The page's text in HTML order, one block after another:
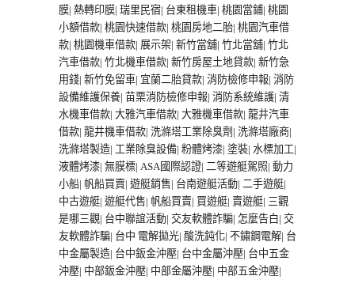
膜| 熱轉印膜| 瑞里民宿| 台東租機車| 桃園當鋪| 桃園
小額借款| 桃園快速借款| 桃園房地二胎| 桃園汽車借
款| 桃園機車借款| 展示架| 新竹當舖| 竹北當舖| 竹北
汽車借款| 竹北機車借款| 新竹房屋土地貸款| 新竹急
用錢| 新竹免留車| 宜蘭二胎貸款| 消防檢修申報| 消防
設備維護保養| 苗栗消防檢修申報| 消防系統維護| 清
水機車借款| 大雅汽車借款| 大雅機車借款| 龍井汽車
借款| 龍井機車借款| 洗滌塔工業除臭劑 | 洗滌塔廠商|
洗滌塔製造| 工業除臭設備| 粉體烤漆| 塗裝| 水標加工|
液體烤漆| 無膜標| ASA國際認證| 二等遊艇駕照| 動力
小船| 帆船買賣| 遊艇銷售| 台南遊艇活動| 二手遊艇|
中古遊艇| 遊艇代售| 帆船買賣| 買遊艇| 賣遊艇| 三觀
是哪三觀| 台中聯誼活動| 交友軟體詐騙| 怎麼告白| 交
友軟體詐騙| 台中 電解拋光| 酸洗鈍化| 不鏽鋼電解| 台
中金屬製造| 台中鈑金沖壓| 台中金屬沖壓| 台中五金
沖壓| 中部鈑金沖壓| 中部金屬沖壓| 中部五金沖壓|